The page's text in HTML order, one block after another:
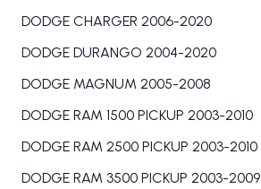
DODGE CHARGER 2006-2020
DODGE DURANGO 2004-2020
DODGE MAGNUM 2005-2008
DODGE RAM 1500 PICKUP 2003-2010
DODGE RAM 2500 PICKUP 2003-2010
DODGE RAM 3500 PICKUP 2003-2009